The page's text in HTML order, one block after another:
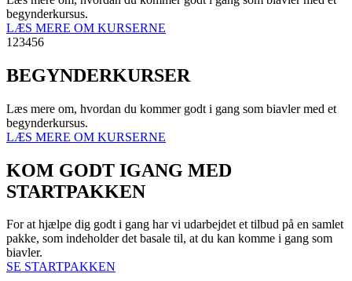
begynderkursus.
LÆS MERE OM KURSERNE
1 23456
BEGYNDERKURSER
Læs mere om, hvordan du kommer godt i gang som biavler med et
begynderkursus.
LÆS MERE OM KURSERNE
KOM GODT IGANG MED
STARTPAKKEN
For at hjælpe dig godt i gang har vi udarbejdet et tilbud på en samlet
pakke, som indeholder det basale til, at du kan komme i gang som
biavler.
SE STARTPAKKEN